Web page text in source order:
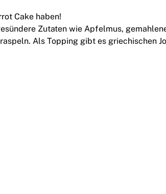
Cake haben!
Zutaten wie Apfelmus,
Als Topping gibt es griechischen